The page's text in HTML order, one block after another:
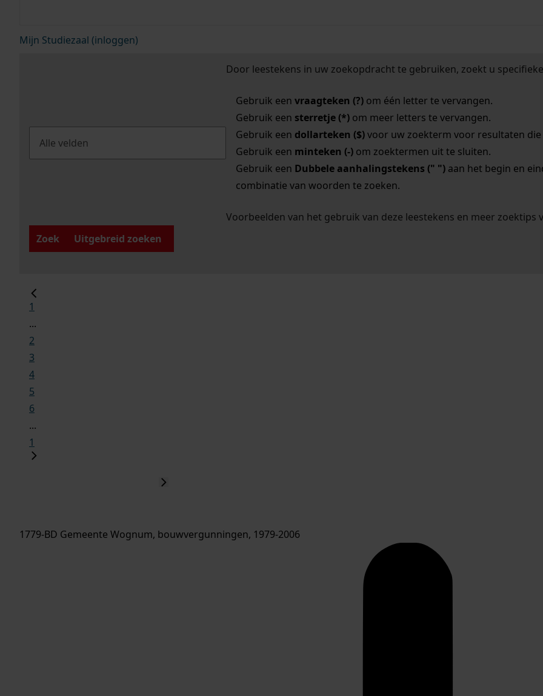
Mijn Studiezaal (inloggen)
Door leestekens in uw zoekopdracht te gebruiken, zoekt u
Gebruik een vraagteken (?)om één letter te vervangen.
Gebruik een sterretje (*)om meer letters te vervangen.
Gebruik een dollarteken ($)voor uw zoekterm voor resultaten die
Gebruik een minteken (-)om zoektermen uit te sluiten.
Gebruik een Dubbele aanhalingstekens (" ")aan het begin en
combinatie van woorden te zoeken.
Voorbeelden van het gebruik van deze leestekens en meer zoektips
Zoek
Uitgebreid zoeken
1
...
2
3
4
5
6
...
1
1779-BD Gemeente Wognum, bouwvergunningen, 1979-2006